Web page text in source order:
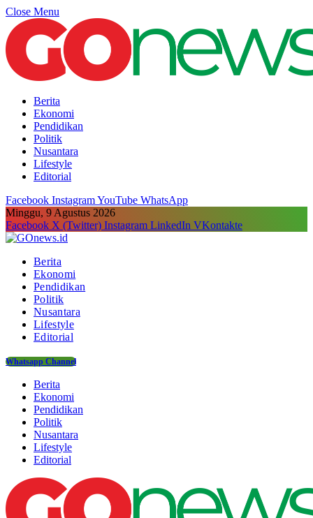
Close Menu
Berita
Ekonomi
Pendidikan
Politik
Nusantara
Lifestyle
Editorial
Facebook InstagramYouTube WhatsApp
Minggu, 9 Agustus 2026
Facebook X (Twitter) Instagram LinkedIn VKontakte
Berita
Ekonomi
Pendidikan
Politik
Nusantara
Lifestyle
Editorial
Whatsapp Channel
Berita
Ekonomi
Pendidikan
Politik
Nusantara
Lifestyle
Editorial